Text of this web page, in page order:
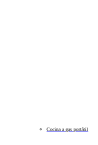
Cocina a gas portátil